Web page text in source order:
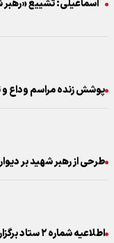
اسماعیلی: تشییع
پوشش زنده مراسم وداع و
طرحی از رهبر شهید بر
اطلاعیه شماره ۲ ستاد برگزاری مراسم وداع و تشییع در تهران